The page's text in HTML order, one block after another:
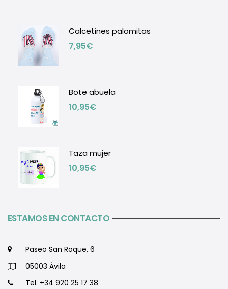
Calcetines palomitas
7,95€
Bote abuela
10,95€
Taza mujer
10,95€
ESTAMOS EN CONTACTO
Paseo San Roque, 6
05003 Ávila
Tel. +34 920 25 17 38